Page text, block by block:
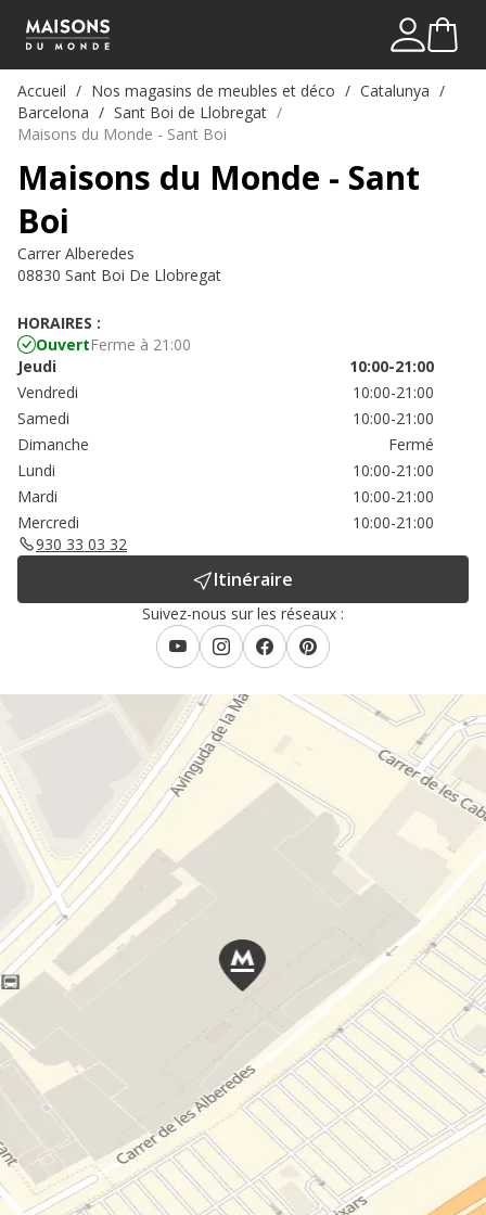
Mon
Me
Accueil Nos magasins de meubles et déco
Catalunya
Barcelona
Sant Boi de Llobregat
Maisons du Monde - Sant Boi
Maisons du Monde - Sant
Boi
Carrer Alberedes
08830 Sant Boi De Llobregat
HORAIRES :
OuvertFerme à 21:00
Jeudi
10:00-21:00
Vendredi
10:00-21:00
Samedi
10:00-21:00
Dimanche
Fermé
Lundi
10:00-21:00
Mardi
10:00-21:00
Mercredi
10:00-21:00
930 33 03 32
Itinéraire
Suivez-nous sur les réseaux :